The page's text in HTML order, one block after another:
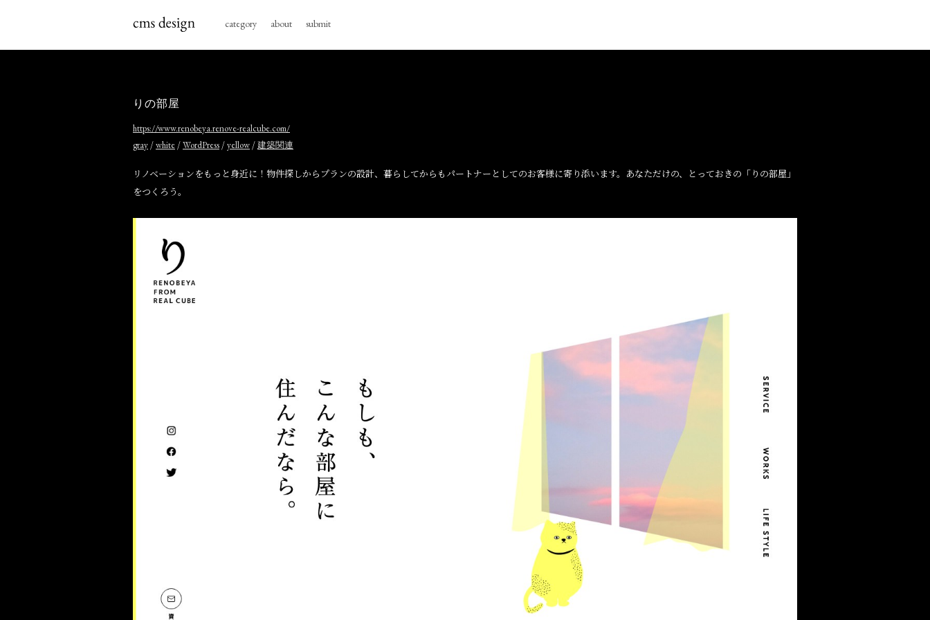
category about submit
りの部屋
https://www.renobeya.renove-realcube.com/
gray /white /WordPress /yellow /建築関連
リノベーションをもっと身近に！物件探しからプランの設計、暮らしてからもパートナーとしてのお客様に寄り添います。あなただけの、とっておきの「りの部屋」
をつくろう。